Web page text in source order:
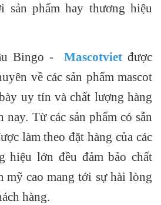
sản phẩm hay thương hiệu
Bingo - Mascotviet được
về các sản phẩm mascot
uy tín và chất lượng hàng
nay. Từ các sản phẩm có sẵn
làm theo đặt hàng của các
hiệu lớn đều đảm bảo chất
mỹ caomang tới sự hài lòng
hàng.